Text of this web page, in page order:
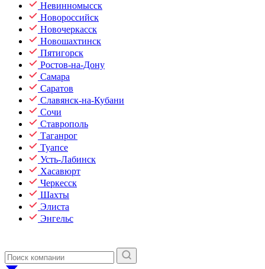
Невинномысск
Новороссийск
Новочеркасск
Новошахтинск
Пятигорск
Ростов-на-Дону
Самара
Саратов
Славянск-на-Кубани
Сочи
Ставрополь
Таганрог
Туапсе
Усть-Лабинск
Хасавюрт
Черкесск
Шахты
Элиста
Энгельс